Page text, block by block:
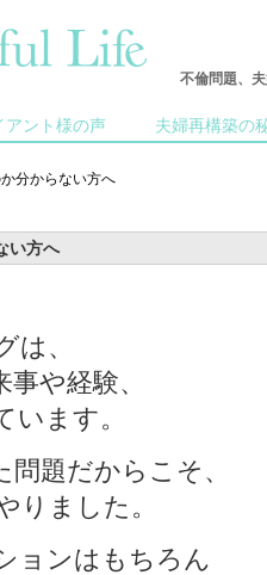
不倫問題、
アント様の声 夫婦再構築の
分からない方へ
い方へ
は、
や経験、
います。
題だからこそ、
りました。
ョンはもちろん